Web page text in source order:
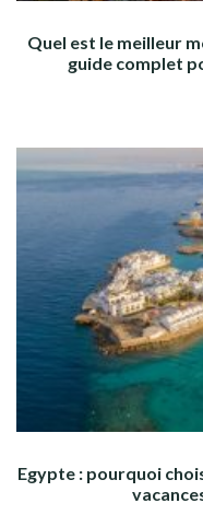
Quel est le meilleur
guide complet
Egypte : pourquoi